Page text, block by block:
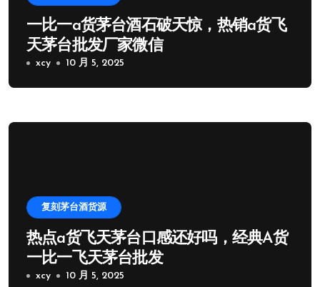
一比一a货茅台酒石破天惊，热销a货飞
天茅台批发厂家微信
xcy 10 月 5, 2025
复刻茅台酒货源
热点a货飞天茅台口感还好吗，经典A货
一比一飞天茅台批发
xcy 10 月 5, 2025